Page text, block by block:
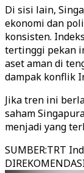
Di sisi lain,
ekonomi dan
konsisten.
tertinggi pekan
aset aman di
dampak konflik
Jika tren ini
saham
menjadi yang
SUMBER:TRT